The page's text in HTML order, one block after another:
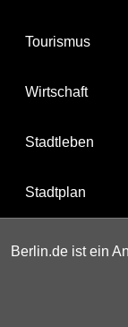
Tourismus
Wirtschaft
Stadtleben
Stadtplan
Berlin.de ist ein